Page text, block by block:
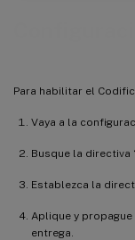
Para habilitar el
Vaya a la
Busque la directiva
Establezca la
Aplique y
entrega.